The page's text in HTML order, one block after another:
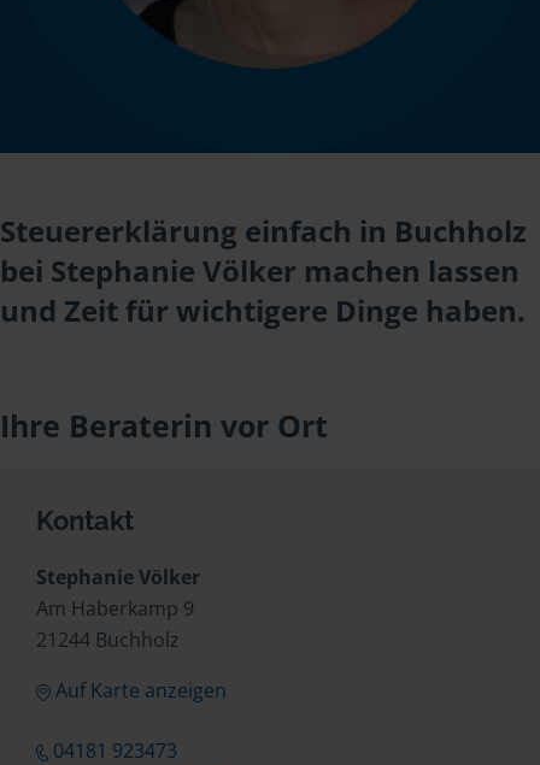
Steuererklärung einfach in Buchholz
bei Stephanie Völker machen lassen
und Zeit für wichtigere Dinge haben.
Ihre Beraterin vor Ort
Kontakt
Stephanie Völker
Am Haberkamp 9
21244 Buchholz
Auf Karte anzeigen
04181 923473